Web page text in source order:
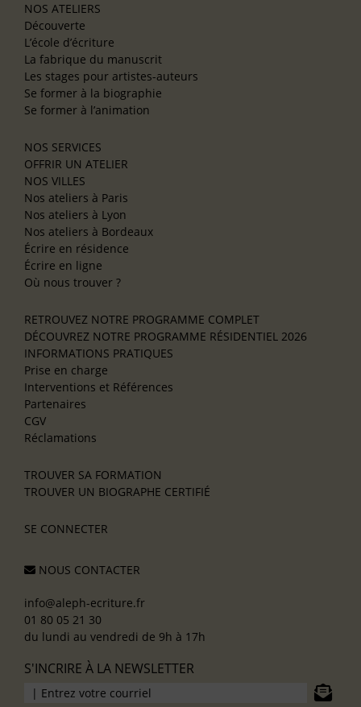
NOS ATELIERS
Découverte
L’école d’écriture
La fabrique du manuscrit
Les stages pour artistes-auteurs
Se former à la biographie
Se former à l’animation
NOS SERVICES
OFFRIR UN ATELIER
NOS VILLES
Nos ateliers à Paris
Nos ateliers à Lyon
Nos ateliers à Bordeaux
Écrire en résidence
Écrire en ligne
Où nous trouver ?
RETROUVEZ NOTRE PROGRAMME COMPLET
DÉCOUVREZ NOTRE PROGRAMME RÉSIDENTIEL 2026
INFORMATIONS PRATIQUES
Prise en charge
Interventions et Références
Partenaires
CGV
Réclamations
TROUVER SA FORMATION
TROUVER UN BIOGRAPHE CERTIFIÉ
SE CONNECTER
NOUS CONTACTER
info@aleph-ecriture.fr
01 80 05 21 30
du lundi au vendredi de 9h à 17h
S'INCRIRE À LA NEWSLETTER